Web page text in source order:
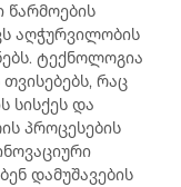
წარმოების
აღჭურვილობის
ტექნოლოგია
რაც
სისქეს და
პროცესების
დამუშავების